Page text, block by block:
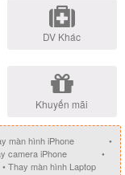
DV Khác
Khuyến mãi
màn hình iPhone
•
camera iPhone
•
• Thay màn hình Laptop